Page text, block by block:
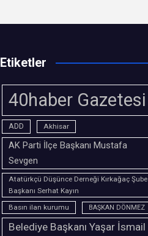
Etiketler
40haber Gazetesi
ADD Akhisar
AK Parti İlçe Başkanı Mustafa
Sevgen
Atatürkçü Düşünce Derneği Kırkağaç Şube
Başkanı Serhat Kayın
Basın ilan kurumu
BAŞKAN DÖNMEZ
Belediye Başkanı Yaşar İsmail